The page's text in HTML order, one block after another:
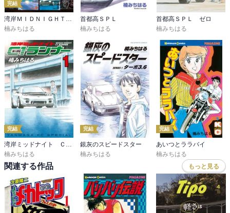
完結
湾岸ＭＩＤＮＩＧＨＴ 超合本版
楠みちはる
首都高ＳＰＬ
楠みちはる
首都高ＳＰＬ ゼロ
楠みちはる
完結
楠みちはる
完結
銀灰のスピードスター
楠みちはる
完結
あいつとララバイ
楠みちはる
関連する作品 もっと見る